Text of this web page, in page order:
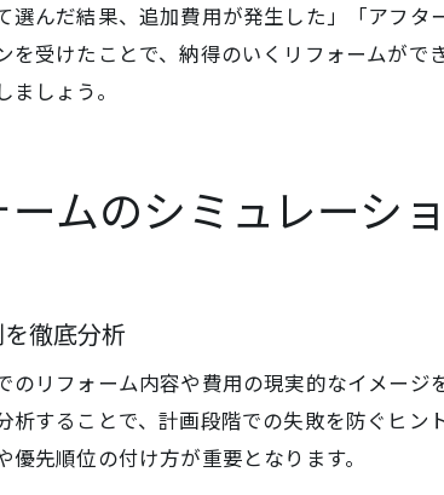
んだ結果、追加費用が発生した」「アフ
を受けたことで、納得のいくリフォームが
しょう。
ムのシミュレーシ
徹底分析
のリフォーム内容や費用の現実的なイメー
することで、計画段階での失敗を防ぐヒ
先順位の付け方が重要となります。